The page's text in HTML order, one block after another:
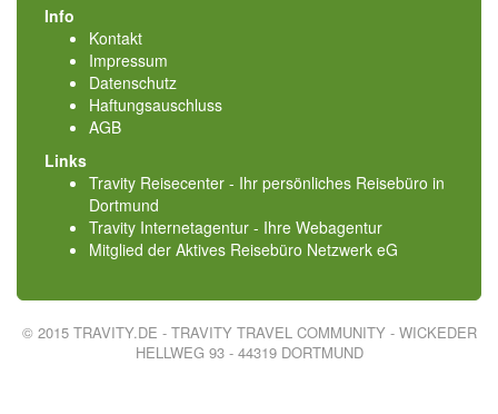
Info
Kontakt
Impressum
Datenschutz
Haftungsauschluss
AGB
Links
Travity Reisecenter - Ihr persönliches Reisebüro in
Dortmund
Travity Internetagentur - Ihre Webagentur
Mitglied der Aktives Reisebüro Netzwerk eG
© 2015 TRAVITY.DE - TRAVITY TRAVEL COMMUNITY - WICKEDER
HELLWEG 93 - 44319 DORTMUND